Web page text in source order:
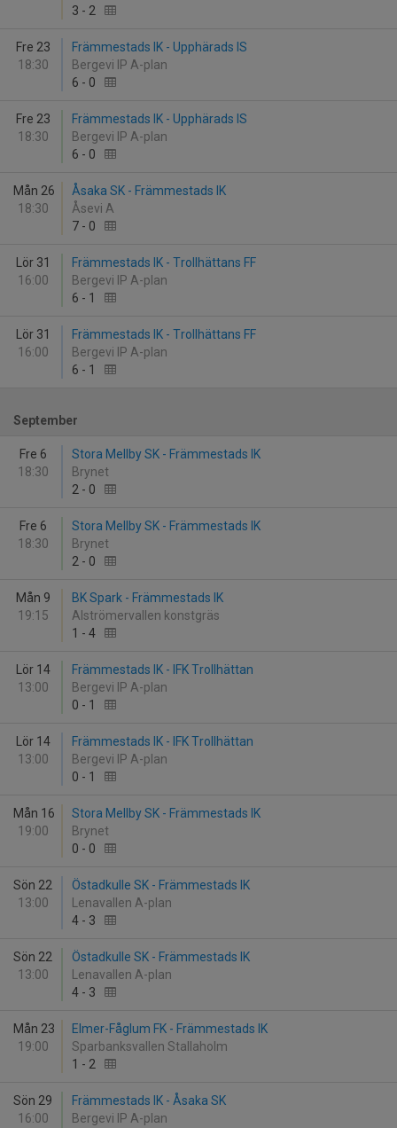
3 - 2
Fre 23
18:30
Främmestads IK - Upphärads IS
Bergevi IP A-plan
6 - 0
Fre 23
18:30
Främmestads IK - Upphärads IS
Bergevi IP A-plan
6 - 0
Mån 26
18:30
Åsaka SK - Främmestads IK
Åsevi A
7 - 0
Lör 31
16:00
Främmestads IK - Trollhättans FF
Bergevi IP A-plan
6 - 1
Lör 31
16:00
Främmestads IK - Trollhättans FF
Bergevi IP A-plan
6 - 1
September
Fre 6
18:30
Stora Mellby SK - Främmestads IK
Brynet
2 - 0
Fre 6
18:30
Stora Mellby SK - Främmestads IK
Brynet
2 - 0
Mån 9
19:15
BK Spark - Främmestads IK
Alströmervallen konstgräs
1 - 4
Lör 14
13:00
Främmestads IK - IFK Trollhättan
Bergevi IP A-plan
0 - 1
Lör 14
13:00
Främmestads IK - IFK Trollhättan
Bergevi IP A-plan
0 - 1
Mån 16
19:00
Stora Mellby SK - Främmestads IK
Brynet
0 - 0
Sön 22
13:00
Östadkulle SK - Främmestads IK
Lenavallen A-plan
4 - 3
Sön 22
13:00
Östadkulle SK - Främmestads IK
Lenavallen A-plan
4 - 3
Mån 23
19:00
Elmer-Fåglum FK - Främmestads IK
Sparbanksvallen Stallaholm
1 - 2
Sön 29
16:00
Främmestads IK - Åsaka SK
Bergevi IP A-plan